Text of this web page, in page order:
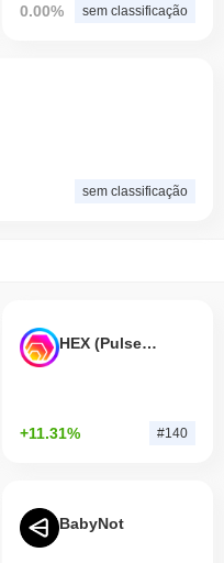
0.00% sem classificação
sem classificação
HEX (Pulsechain)
+11.31% #140
BabyNot